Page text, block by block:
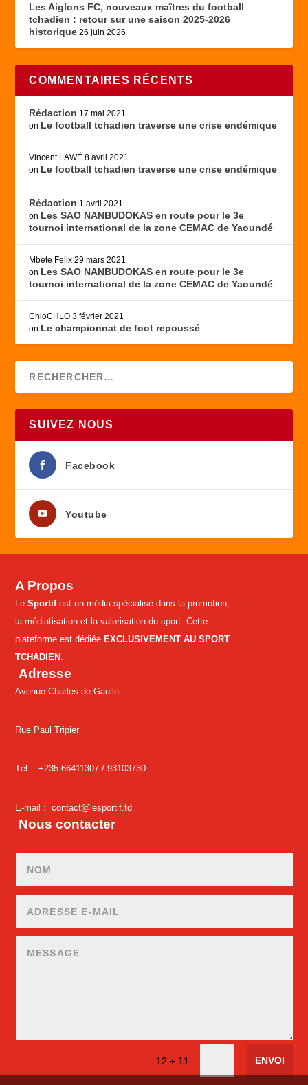
Les Aiglons FC, nouveaux maîtres du football
tchadien : retour sur une saison 2025-2026
historique 26 juin 2026
COMMENTAIRES RÉCENTS
Rédaction 17 mai 2021
on Le football tchadien traverse une crise endémique
Vincent LAWÉ 8 avril 2021
on Le football tchadien traverse une crise endémique
Rédaction 1 avril 2021
on Les SAO NANBUDOKAS en route pour le 3e
tournoi international de la zone CEMAC de Yaoundé
Mbete Felix 29 mars 2021
on Les SAO NANBUDOKAS en route pour le 3e
tournoi international de la zone CEMAC de Yaoundé
ChloCHLO 3 février 2021
on Le championnat de foot repoussé
SUIVEZ NOUS
Facebook
Youtube
A Propos
LeSportifest un média spécialisé dans la promotion,
la médiatisation et la valorisation du sport. Cette
plateforme est dédiéeEXCLUSIVEMENT AU SPORT
TCHADIEN
Adresse
Avenue Charles de Gaulle
Rue Paul Tripier
Tél. : +235 66411307 /93103730
E-mail :contact@lesportif.td
Nous contacter
12 + 11 = ENVOI